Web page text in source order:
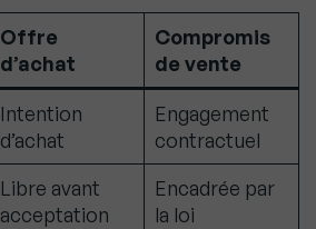
Offre
d’achat
Compromis
de vente
Intention
d’achat
Engagement
contractuel
Libre avant
acceptation
Encadrée par
la loi